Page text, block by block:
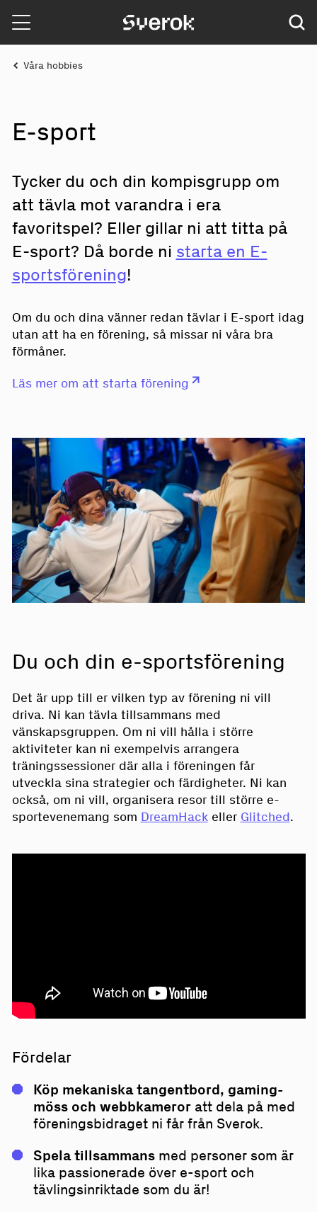
Sverok
Våra hobbies
E-sport
Tycker du och din kompisgrupp om
att tävla mot varandra i era
favoritspel? Eller gillar ni att titta på
E-sport? Då borde ni starta en E-
sportsförening!
Om du och dina vänner redan tävlar i E-sport idag
utan att ha en förening, så missar ni våra bra
förmåner.
Läs mer om att starta förening
Du och din e-sportsförening
Det är upp till er vilken typ av förening ni vill
driva. Ni kan tävla tillsammans med
vänskapsgruppen. Om ni vill hålla i större
aktiviteter kan ni exempelvis arrangera
träningssessioner där alla i föreningen får
utveckla sina strategier och färdigheter. Ni kan
också, om ni vill, organisera resor till större e-
sportevenemang som DreamHackeller Glitched.
Fördelar
Köp mekaniska tangentbord, gaming-
möss och webbkameror att dela på med
föreningsbidraget ni får från Sverok.
Spela tillsammansmed personer som är
lika passionerade över e-sport och
tävlingsinriktade som du är!